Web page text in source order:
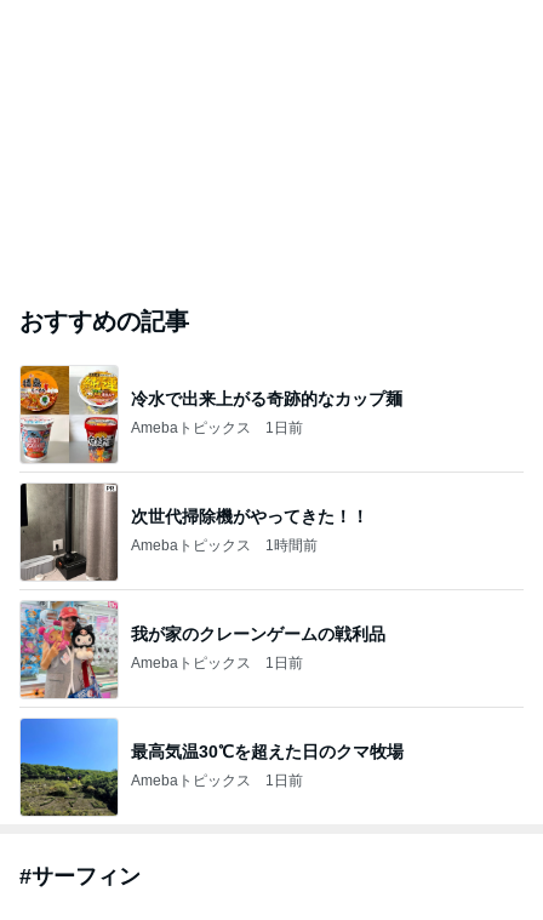
おすすめの記事
冷水で出来上がる奇跡的なカップ麺
Amebaトピックス 1日前
次世代掃除機がやってきた！！
Amebaトピックス 1時間前
我が家のクレーンゲームの戦利品
Amebaトピックス 1日前
最高気温30℃を超えた日のクマ牧場
Amebaトピックス 1日前
#サーフィン